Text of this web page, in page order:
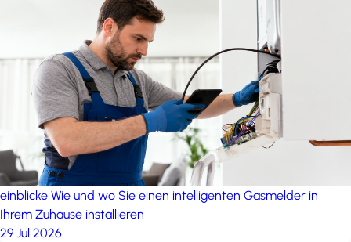
einblicke Wie und wo Sie einen intelligenten Gasmelder in
Ihrem Zuhause installieren
29 Jul 2026